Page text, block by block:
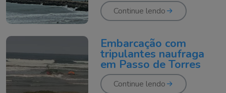
Continue lendo
Embarcação com
tripulantes naufraga
em Passo de Torres
Continue lendo